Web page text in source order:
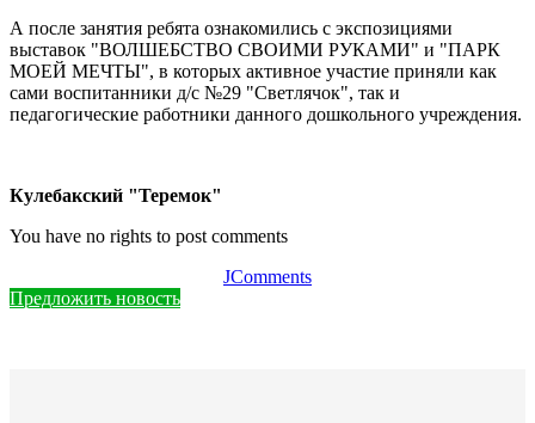
А после занятия ребята ознакомились с экспозициями
выставок "ВОЛШЕБСТВО СВОИМИ РУКАМИ" и "ПАРК
МОЕЙ МЕЧТЫ", в которых активное участие приняли как
сами воспитанники д/с №29 "Светлячок", так и
педагогические работники данного дошкольного учреждения.
Кулебакский "Теремок"
You have no rights to post comments
JComments
Предложить новость